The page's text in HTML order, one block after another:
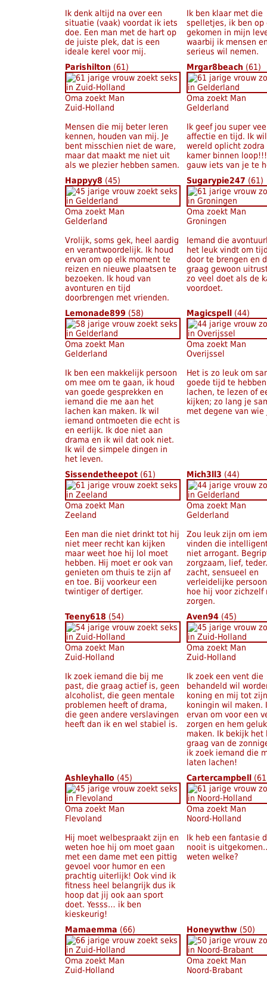
Ik denk altijd na over een
situatie (vaak) voordat ik iets
doe. Een man met de hart op
de juiste plek, dat is een
ideale kerel voor mij.
Ik ben klaar met die
spelletjes, ik ben op
gekomen in mijn
waarbij ik mensen
serieus wil nemen.
Parishilton (61)
Oma zoekt Man
Zuid-Holland
Mensen die mij beter leren
kennen, houden van mij. Je
bent misschien niet de ware,
maar dat maakt me niet uit
als we plezier hebben samen.
Mrgar8beach (61)
Oma zoekt Man
Gelderland
Ik geef jou super
affectie en tijd. Ik
wereld oplicht zodra
kamer binnen
gauw iets van je te
Happyy8 (45)
Oma zoekt Man
Gelderland
Vrolijk, soms gek, heel aardig
en verantwoordelijk. Ik houd
ervan om op elk moment te
reizen en nieuwe plaatsen te
bezoeken. Ik houd van
avonturen en tijd
doorbrengen met vrienden.
Sugarypie247 (61)
Oma zoekt Man
Groningen
Iemand die
het leuk vindt om
door te brengen en
graag gewoon
zo veel doet als de
voordoet.
Lemonade899 (58)
Oma zoekt Man
Gelderland
Ik ben een makkelijk persoon
om mee om te gaan, ik houd
van goede gesprekken en
iemand die me aan het
lachen kan maken. Ik wil
iemand ontmoeten die echt is
en eerlijk. Ik doe niet aan
drama en ik wil dat ook niet.
Ik wil de simpele dingen in
het leven.
Magicspell (44)
Oma zoekt Man
Overijssel
Het is zo leuk om
goede tijd te
lachen, te lezen of
kijken; zo lang je
met degene van wie
Sissendetheepot (61)
Oma zoekt Man
Zeeland
Een man die niet drinkt tot hij
niet meer recht kan kijken
maar weet hoe hij lol moet
hebben. Hij moet er ook van
genieten om thuis te zijn af
en toe. Bij voorkeur een
twintiger of dertiger.
Mich3ll3 (44)
Oma zoekt Man
Gelderland
Zou leuk zijn om
vinden die
niet arrogant.
zorgzaam, lief,
zacht, sensueel en
verleidelijke
hoe hij voor zichzelf
zorgen.
Teeny618 (54)
Oma zoekt Man
Zuid-Holland
Ik zoek iemand die bij me
past, die graag actief is, geen
alcoholist, die geen mentale
problemen heeft of drama,
die geen andere verslavingen
heeft dan ik en wel stabiel is.
Aven94 (45)
Oma zoekt Man
Zuid-Holland
Ik zoek een vent die
behandeld wil
koning en mij tot zijn
koningin wil maken.
ervan om voor een
zorgen en hem
maken. Ik bekijk het
graag van de
ik zoek iemand die
laten lachen!
Ashleyhallo (45)
Oma zoekt Man
Flevoland
Hij moet welbespraakt zijn en
weten hoe hij om moet gaan
met een dame met een pittig
gevoel voor humor en een
prachtig uiterlijk! Ook vind ik
fitness heel belangrijk dus ik
hoop dat jij ook aan sport
doet. Yesss… ik ben
kieskeurig!
Cartercampbell
Oma zoekt Man
Noord-Holland
Ik heb een fantasie
nooit is
weten welke?
Mamaemma (66)
Oma zoekt Man
Zuid-Holland
Honeywthw (50)
Oma zoekt Man
Noord-Brabant